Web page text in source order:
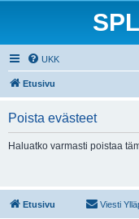
UKK
Etusivu
Poista evästeet
Haluatko varmasti poistaa
Etusivu Viesti